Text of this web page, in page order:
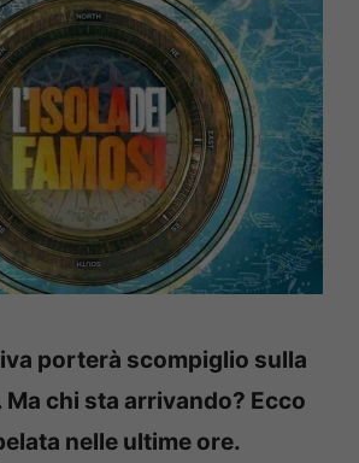
porterà scompiglio sulla
Ma chi sta arrivando? Ecco
nelle ultime ore.